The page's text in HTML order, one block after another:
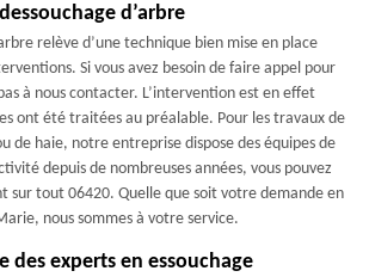
d’arbre
relève d’une technique bien mise en place
Si vous avez besoin de faire appel pour
à nous contacter. L’intervention est en effet
ont été traitées au préalable. Pour les travaux de
de haie, notre entreprise dispose des équipes de
depuis de nombreuses années, vous pouvez
sur tout 06420. Quelle que soit votre demande en
nous sommes à votre service.
des experts en essouchage